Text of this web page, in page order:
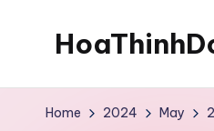
Events
Home 2024 May